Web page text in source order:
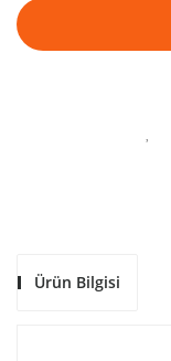
Ürün Bilgisi